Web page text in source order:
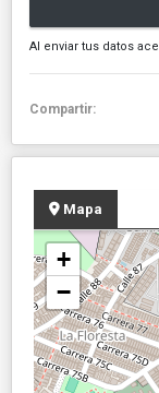
Al enviar tus datos
Compartir:
Mapa
+
−